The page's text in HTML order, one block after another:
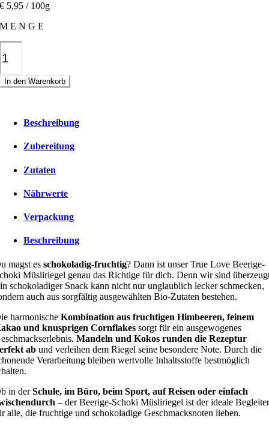
€ 5,95 / 100g
M E N G E
In den Warenkorb
Beschreibung
Zubereitung
Zutaten
Nährwerte
Verpackung
Beschreibung
magst esschokoladig-fruchtig? Dann ist unser True Love Beerige-
Müsliriegel genau das Richtige für dich. Denn wir sind
schokoladiger Snack kann nicht nur unglaublich lecker schmecken,
auch aus sorgfältig ausgewählten Bio-Zutaten bestehen.
harmonischeKombination aus fruchtigen Himbeeren, feinem
und knusprigen Cornflakes sorgt für ein ausgewogenes
Mandeln und Kokos runden die Rezeptur
ab und verleihen dem Riegel seine besondere Note. Durch die
Verarbeitung bleiben wertvolle Inhaltsstoffe bestmöglich
in derSchule, im Büro, beim Sport, auf Reisen oder einfach
– der Beerige-Schoki Müsliriegel ist der ideale
alle, die fruchtige und schokoladige Geschmacksnoten lieben.